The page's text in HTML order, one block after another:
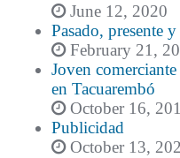
June 12, 2020
Pasado, presente
February 21,
Joven
en Tacuarembó
October 16,
Publicidad
October 13,